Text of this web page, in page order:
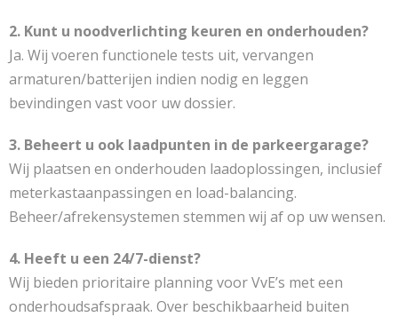
2. Kunt u noodverlichting keuren en onderhouden?
Ja. Wij voeren functionele tests uit, vervangen
armaturen/batterijen indien nodig en leggen
bevindingen vast voor uw dossier.
3. Beheert u ook laadpunten in de parkeergarage?
Wij plaatsen en onderhouden laadoplossingen, inclusief
meterkastaanpassingen en load-balancing.
Beheer/afrekensystemen stemmen wij af op uw wensen.
4. Heeft u een 24/7-dienst?
Wij bieden prioritaire planning voor VvE’s met een
onderhoudsafspraak. Over beschikbaarheid buiten